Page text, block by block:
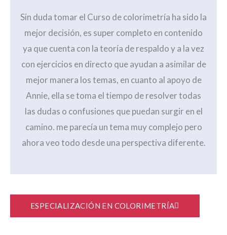
Sin duda tomar el Curso de colorimetría ha sido la
mejor decisión, es super completo en contenido
ya que cuenta con la teoría de respaldo y a la vez
con ejercicios en directo que ayudan a asimilar de
mejor manera los temas, en cuanto al apoyo de
Annie, ella se toma el tiempo de resolver todas
las dudas o confusiones que puedan surgir en el
camino. me parecía un tema muy complejo pero
ahora veo todo desde una perspectiva diferente.
ESPECIALIZACIÓN EN COLORIMETRÍA